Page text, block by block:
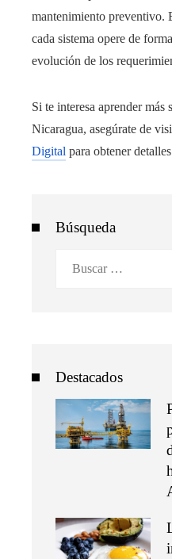
mantenimiento preventivo.
cada sistema opere de
evolución de los
Si te interesa aprender
Nicaragua, asegúrate de
Digital para obtener
Búsqueda
Destacados